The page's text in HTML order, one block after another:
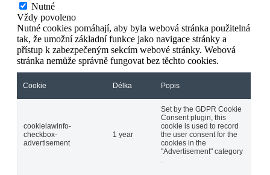
Nutné
Vždy povoleno
Nutné cookies pomáhají, aby byla webová stránka použitelná
tak, že umožní základní funkce jako navigace stránky a
přístup k zabezpečeným sekcím webové stránky. Webová
stránka nemůže správně fungovat bez těchto cookies.
Cookie Délka Popis
cookielawinfo-
checkbox-
advertisement
1 year
Set by the GDPR Cookie
Consent plugin, this
cookie is used to record
the user consent for the
cookies in the
"Advertisement" category
.